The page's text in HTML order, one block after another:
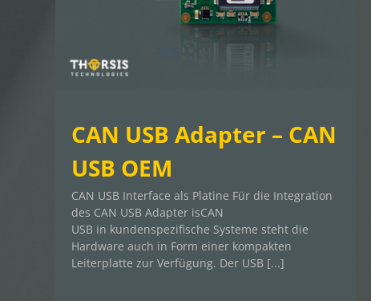
CAN USB Adapter – CAN
USB OEM
CAN USB Interface als Platine Für die Integration
des CAN USB Adapter isCAN
USB in kundenspezifische Systeme steht die
Hardware auch in Form einer kompakten
Leiterplatte zur Verfügung. Der USB [...]